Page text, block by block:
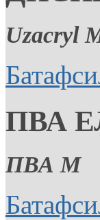
Uzacryl
ПВА
ПВА М